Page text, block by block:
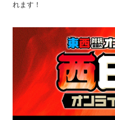
れます！